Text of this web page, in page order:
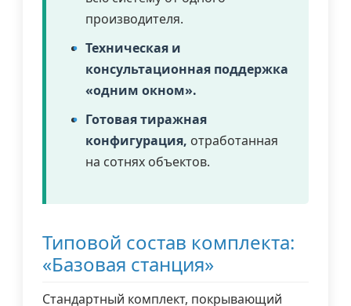
производителя.
Техническая и
консультационная поддержка
«одним окном».
Готовая тиражная
конфигурация, отработанная
на сотнях объектов.
Типовой состав комплекта:
«Базовая станция»
Стандартный комплект, покрывающий